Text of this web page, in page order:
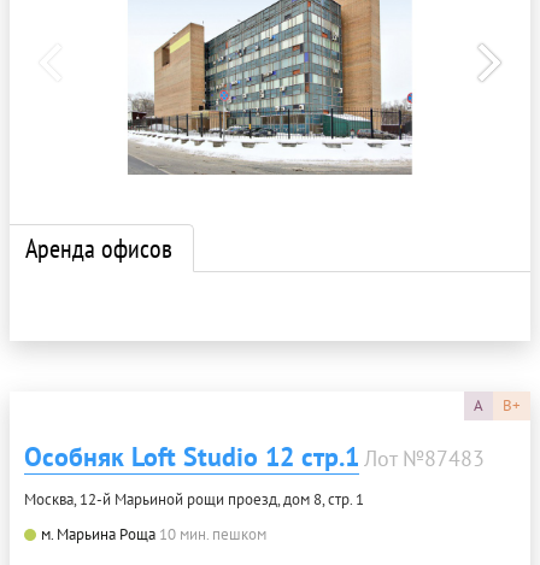
Аренда офисов
A B+
Особняк Loft Studio 12 стр.1 Лот №87483
Москва, 12-й Марьиной рощи проезд, дом 8, стр. 1
м. Марьина Роща 10 мин. пешком